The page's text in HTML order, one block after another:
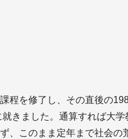
程を修了し、その直後の
きました。通算すれば大学
、このまま定年まで社会の